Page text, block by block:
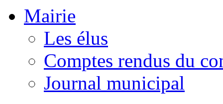
Mairie
Les élus
Comptes rendus du
Journal municipal